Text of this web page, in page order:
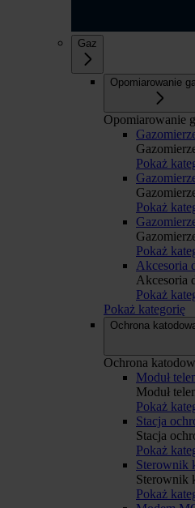
Gaz
Opomiarowanie
Opomiarowanie
Pokaż
Pokaż
Pokaż
Akcesoria
Akcesoria
Pokaż
Pokaż kategorię
Ochrona
Ochrona
Moduł
Moduł
Pokaż
Stacja
Stacja
Pokaż
Sterownik
Sterownik
Pokaż